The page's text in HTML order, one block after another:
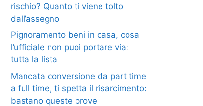
rischio? Quanto ti viene tolto
dall’assegno
Pignoramento beni in casa, cosa
l’ufficiale non puoi portare via:
tutta la lista
Mancata conversione da part time
a full time, ti spetta il risarcimento:
bastano queste prove